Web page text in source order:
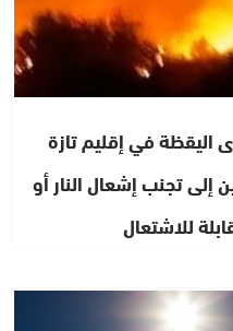
اليقظة في إقليم تازة
إلى تجنب إشعال النار أو
للاشتعال